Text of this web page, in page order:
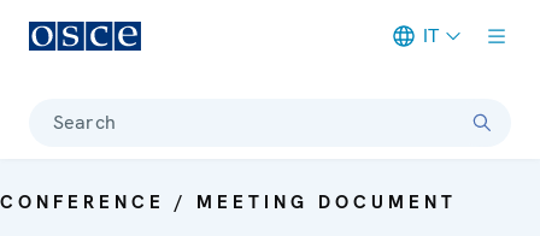
IT
Search
CONFERENCE / MEETING DOCUMENT